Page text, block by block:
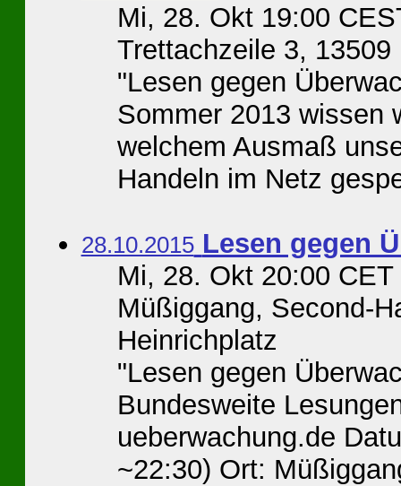
Mi, 28. Okt 19:00
Trettachzeile 3,
"Lesen gegen
Sommer 2013 wissen
welchem Ausmaß
Handeln im Netz
28.10.2015 Lesen gegen
Mi, 28. Okt 20:00
Müßiggang, Second-
Heinrichplatz
"Lesen gegen
Bundesweite
ueberwachung.de
~22:30) Ort: